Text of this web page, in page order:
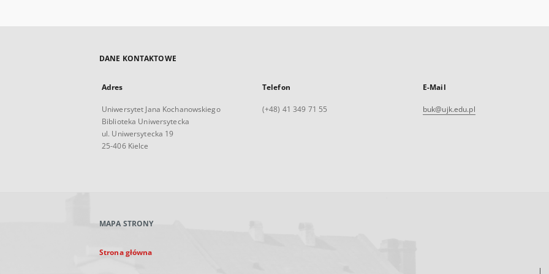
DANE KONTAKTOWE
Adres
Uniwersytet Jana Kochanowskiego
Biblioteka Uniwersytecka
ul. Uniwersytecka 19
25-406 Kielce
Telefon
(+48) 41 349 71 55
E-Mail
buk@ujk.edu.pl
MAPA STRONY
Strona główna